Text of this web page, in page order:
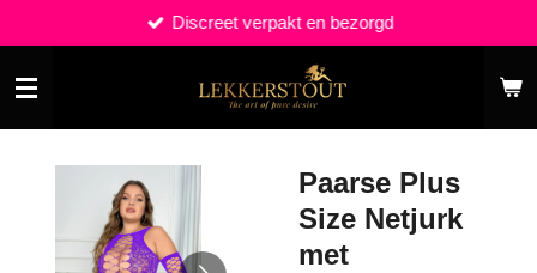
direct
naar
de
hoofdinhoud
Discreet verpakt en bezorgd
Paarse Plus
Size Netjurk
met